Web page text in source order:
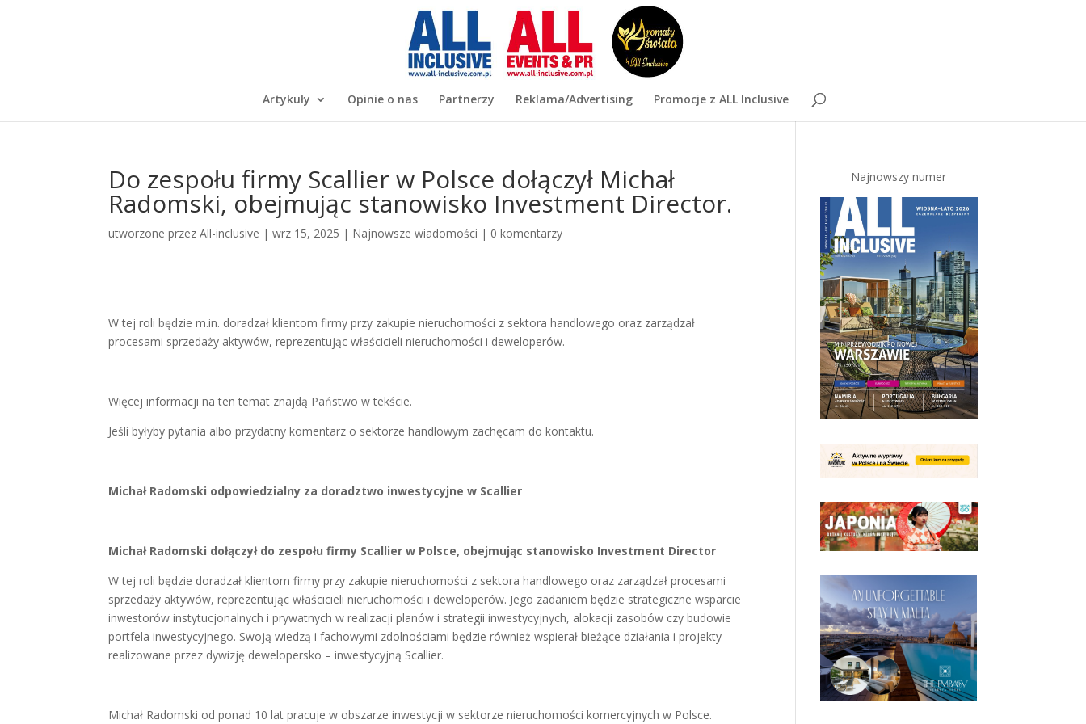
Artykuły Opinie o nas Partnerzy Reklama/Advertising Promocje z ALL Inclusive
Do zespołu firmy Scallier w Polsce dołączył Michał
Radomski, obejmując stanowisko Investment Director.
utworzone przezAll-inclusive |wrz 15, 2025 | Najnowsze wiadomości | 0 komentarzy
W tej roli będzie m.in. doradzał klientom firmy przy zakupie nieruchomości z sektora handlowego oraz zarządzał
procesami sprzedaży aktywów, reprezentując właścicieli nieruchomości i deweloperów.
Więcej informacji na ten temat znajdą Państwo w tekście.
Jeśli byłyby pytania albo przydatny komentarz o sektorze handlowym zachęcam do kontaktu.
Michał Radomski odpowiedzialny za doradztwo inwestycyjne w Scallier
Michał Radomski dołączył do zespołu firmy Scallier w Polsce, obejmując stanowisko Investment Director
W tej roli będzie doradzał klientom firmy przy zakupie nieruchomości z sektora handlowego oraz zarządzał procesami
sprzedaży aktywów, reprezentując właścicieli nieruchomości i deweloperów. Jego zadaniem będzie strategiczne wsparcie
inwestorów instytucjonalnych i prywatnych w realizacji planów i strategii inwestycyjnych, alokacji zasobów czy budowie
portfela inwestycyjnego. Swoją wiedzą i fachowymi zdolnościami będzie również wspierał bieżące działania i projekty
realizowane przez dywizję dewelopersko – inwestycyjną Scallier.
Michał Radomski od ponad 10 lat pracuje w obszarze inwestycji w sektorze nieruchomości komercyjnych w Polsce.
Najnowszy numer